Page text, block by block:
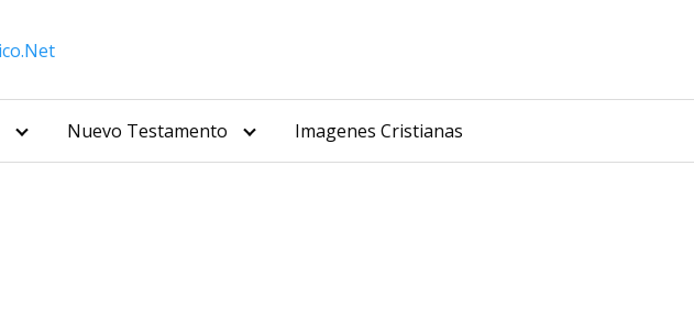
Nuevo Testamento Imagenes Cristianas